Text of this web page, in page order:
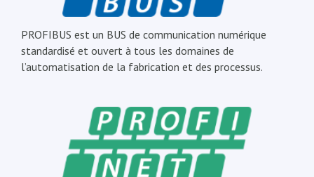
PROFIBUS est un BUS de communication numérique
standardisé et ouvert à tous les domaines de
l’automatisation de la fabrication et des processus.